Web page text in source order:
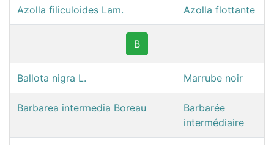
Azolla filiculoides Lam. Azolla flottante
B
Ballota nigra L. Marrube noir
Barbarea intermedia Boreau
Barbarée
intermédiaire